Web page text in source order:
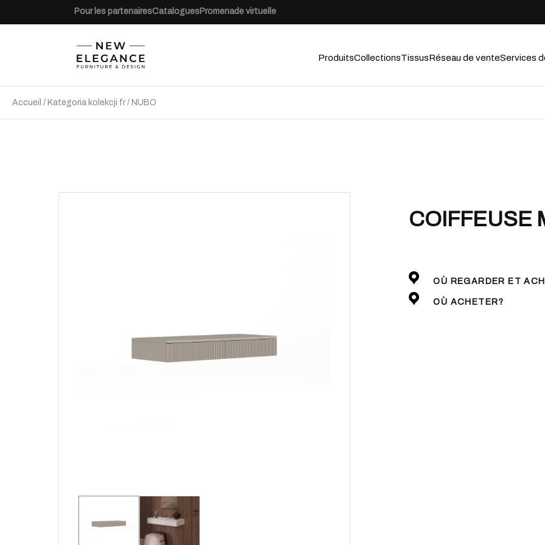
Pour les partenairesCataloguesPromenade virtuelle
ProduitsCollectionsTissusRéseau de venteServices
Accueil / Kategoria kolekcji fr/ NUBO
COIFFEUSE
OÙ REGARDER ET
OÙ ACHETER?